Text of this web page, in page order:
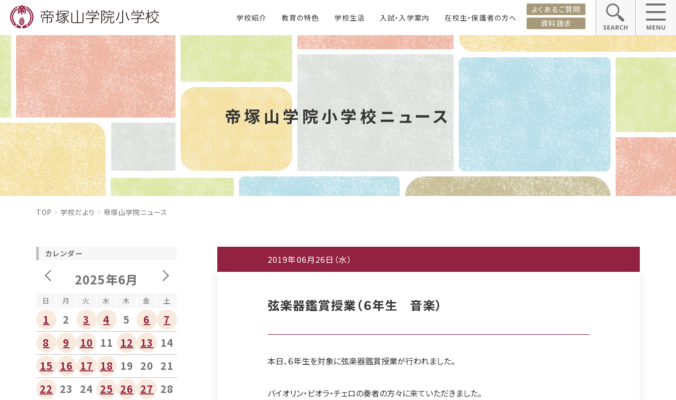
学校紹介 教育の特色 学校生活 入試・入学案内 在校生・保護者の方へ
よくあるご質問
資料請求
帝塚山学院小学校ニュース
TOP 学校だより 帝塚山学院ニュース
2019年06月26日（水）
弦楽器鑑賞授業（６年生 音楽）
本日、６年生を対象に弦楽器鑑賞授業が行われました。
バイオリン・ビオラ・チェロの奏者の方々に来ていただきました。
カレンダー
2025年6月
日 月 火 水 木 金 土
1 2 3 4 5 6
7
8
9 10 11 12 13
14
15
16 17 18 19 20 21
22 23 24 25 26 27 28